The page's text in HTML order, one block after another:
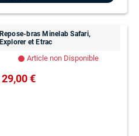
Repose-bras Minelab Safari,
Explorer et Etrac
lens Article non Disponible
29,00 €